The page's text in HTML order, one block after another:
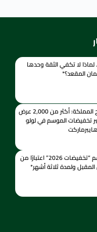
لا تكفي الثقة وحدها
المقعد؟*
عاصفة الأسعار تجتاح المملكة: أكثر من 2,000 عرض
تخفيضات الموسم في لولو
هايبرماركت
التجارة” إطلاق موسم “تخفيضات 2026” اعتبارًا من
ولمدة ثلاثة أشهر*